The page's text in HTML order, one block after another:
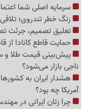
سرمایه اصلی شما
زنگ خطر تندروی؛
تعلیق تصمیم، جرئت
حمایت قاطع کانادا از
ناجی بازار می‌شود؟
هشدار ایران به
آمریکا چه بود؟
چرا زنان ایرانی در